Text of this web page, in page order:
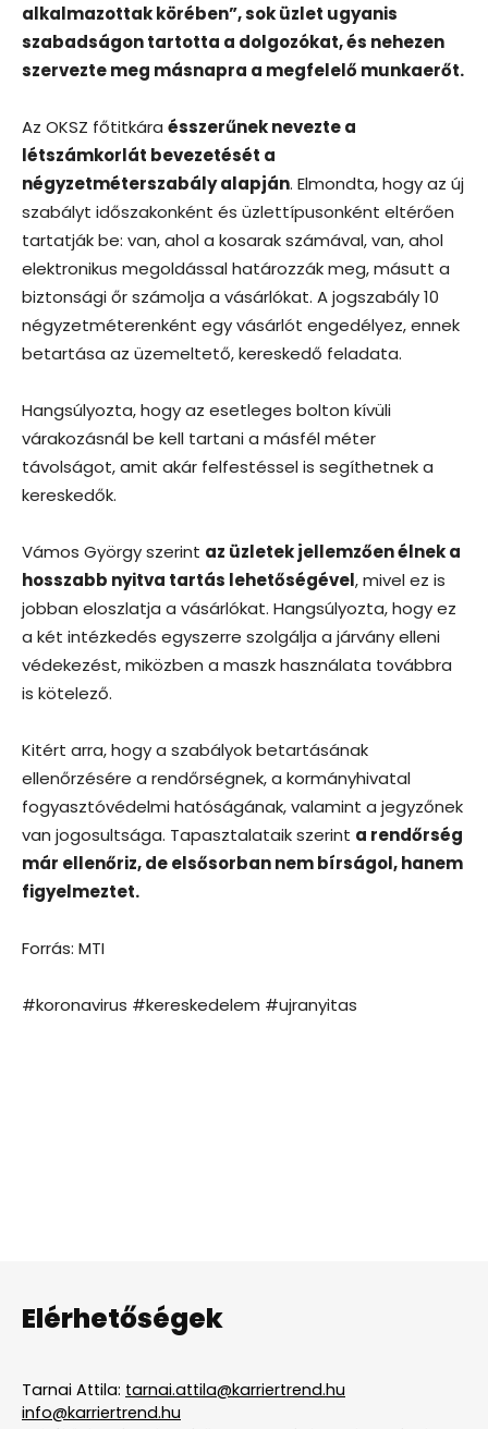
alkalmazottak körében”, sok üzlet ugyanis
szabadságon tartotta a dolgozókat, és nehezen
szervezte meg másnapra a megfelelő munkaerőt.
Az OKSZ főtitkára ésszerűnek nevezte a
létszámkorlát bevezetését a
négyzetméterszabály alapján. Elmondta, hogy az új
szabályt időszakonként és üzlettípusonként eltérően
tartatják be: van, ahol a kosarak számával, van, ahol
elektronikus megoldással határozzák meg, másutt a
biztonsági őr számolja a vásárlókat. A jogszabály 10
négyzetméterenként egy vásárlót engedélyez, ennek
betartása az üzemeltető, kereskedő feladata.
Hangsúlyozta, hogy az esetleges bolton kívüli
várakozásnál be kell tartani a másfél méter
távolságot, amit akár felfestéssel is segíthetnek a
kereskedők.
Vámos György szerint az üzletek jellemzően élnek a
hosszabb nyitva tartás lehetőségével, mivel ez is
jobban eloszlatja a vásárlókat. Hangsúlyozta, hogy ez
a két intézkedés egyszerre szolgálja a járvány elleni
védekezést, miközben a maszk használata továbbra
is kötelező.
Kitért arra, hogy a szabályok betartásának
ellenőrzésére a rendőrségnek, a kormányhivatal
fogyasztóvédelmi hatóságának, valamint a jegyzőnek
van jogosultsága. Tapasztalataik szerint a rendőrség
már ellenőriz, de elsősorban nem bírságol, hanem
figyelmeztet.
Forrás: MTI
#koronavirus #kereskedelem #ujranyitas
Elérhetőségek
Tarnai Attila: tarnai.attila@karriertrend.hu
info@karriertrend.hu